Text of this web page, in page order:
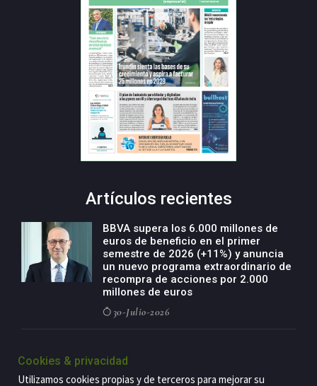
Artículos recientes
BBVA supera los 6.000 millones de
euros de beneficio en el primer
semestre de 2026 (+11%) y anuncia
un nuevo programa extraordinario de
recompra de acciones por 2.000
millones de euros
30-Julio-2026
negocio agro con un modelo global
Cookies & privacidad
Utilizamos cookies propias y de terceros para mejorar su